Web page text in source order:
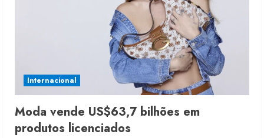
Internacional
Moda vende US$63,7 bilhões em
produtos licenciados